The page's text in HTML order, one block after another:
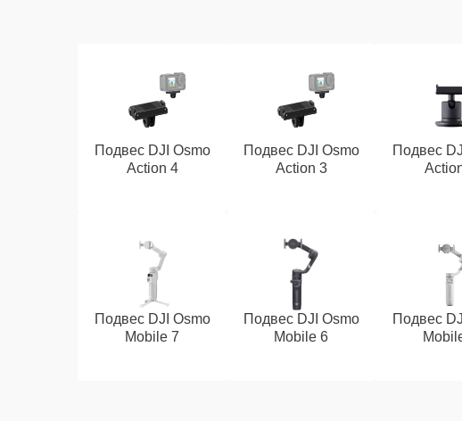
Подвес DJI Osmo
Action 4
Подвес DJI Osmo
Action 3
Подвес
Подвес DJI Osmo
Mobile 7
Подвес DJI Osmo
Mobile 6
Подвес